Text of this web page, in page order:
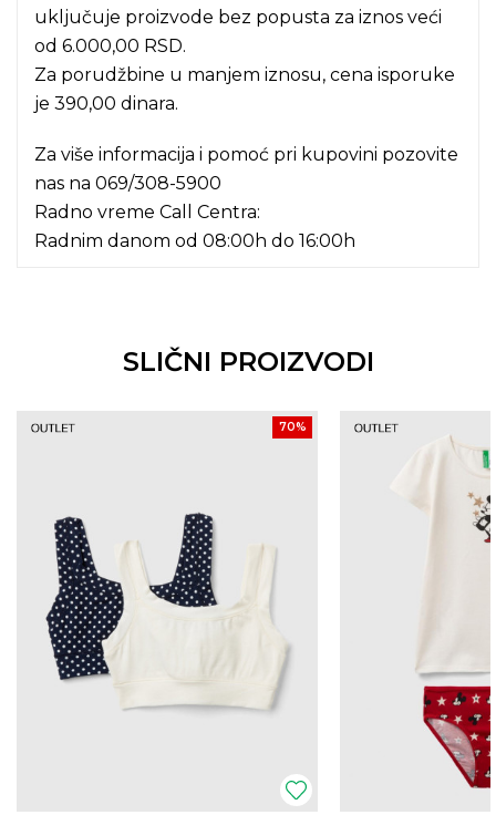
uključuje proizvode bez popusta za iznos veći
od 6.000,00 RSD.
Za porudžbine u manjem iznosu, cena isporuke
je 390,00 dinara.
Za više informacija i pomoć pri kupovini pozovite
nas na 069/308-5900
Radno vreme Call Centra:
Radnim danom od 08:00h do 16:00h
SLIČNI PROIZVODI
70%